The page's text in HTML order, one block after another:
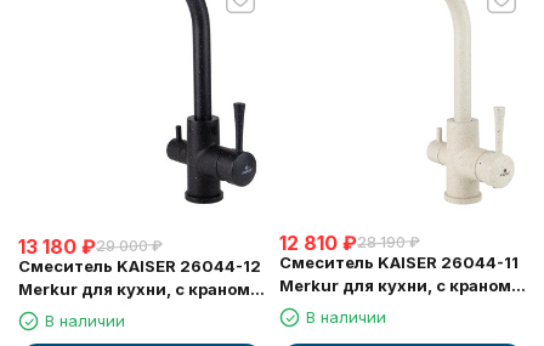
13 180 ₽29 000 ₽
Смеситель KAISER 26044-12
Merkur для кухни, с краном
для питьевой воды, черный
мрамор
В наличии
12 810 ₽28 190 ₽
Смеситель KAISER 26044-11
Merkur для кухни, с краном
для питьевой воды,
бежевый мрамор
В наличии